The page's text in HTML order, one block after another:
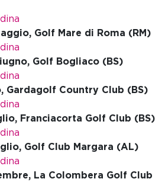
Golf Mare di Roma (RM)
Golf Bogliaco (BS)
Gardagolf Country Club (BS)
Franciacorta Golf Club (BS)
Golf Club Margara (AL)
La Colombera Golf Club